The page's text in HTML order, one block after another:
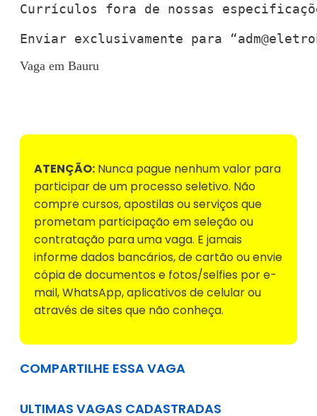
Currículos fora de nossas
Enviar exclusivamente para “
Vaga em Bauru
ATENÇÃO: Nunca pague nenhum valor para
participar de um processo seletivo. Não
compre cursos, apostilas ou serviços que
prometam participação em seleção ou
contratação para uma vaga. E jamais
informe dados bancários, de cartão ou envie
cópia de documentos e fotos/selfies por e-
mail, WhatsApp, aplicativos de celular ou
através de sites que não conheça.
COMPARTILHE ESSA VAGA
ULTIMAS VAGAS CADASTRADAS